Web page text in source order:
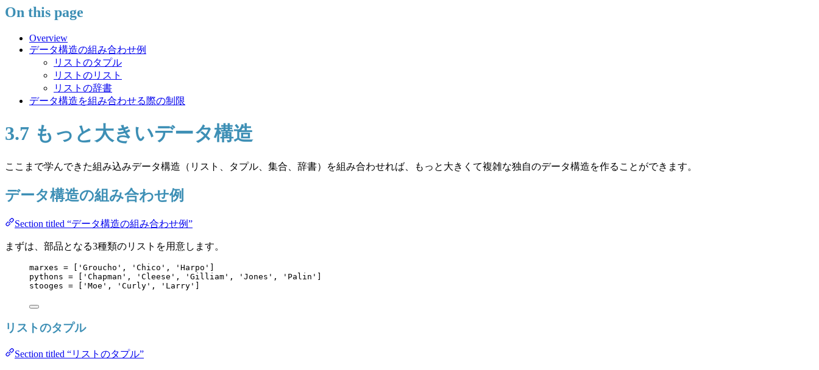
On this page
Overview
データ構造の組み合わせ例
リストのタプル
リストのリスト
リストの辞書
データ構造を組み合わせる際の制限
3.7 もっと大きいデータ構造
ここまで学んできた組み込みデータ構造（リスト、タプル、集合、辞書）を組み合わせれば、もっと大きくて複雑な独自のデータ構造を作ることができます。
データ構造の組み合わせ例
Section titled “データ構造の組み合わせ例”
まずは、部品となる3種類のリストを用意します。
marxes = [ ' Groucho ' , ' Chico ' , ' Harpo ' ]
pythons = [ ' Chapman ' , ' Cleese ' , ' Gilliam ' , ' Jones ' , ' Palin ' ]
stooges = [ ' Moe ' , ' Curly ' , ' Larry ' ]
リストのタプル
Section titled “リストのタプル”